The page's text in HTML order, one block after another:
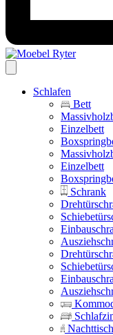
Schlafen
Bett
Einzelbett
Einzelbett
Schrank
Nachttisch